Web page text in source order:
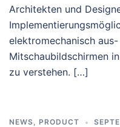
Architekten und
elektromechanisch
Mitschaubildschirmen
zu verstehen. […]
NEWS, PRODUCT